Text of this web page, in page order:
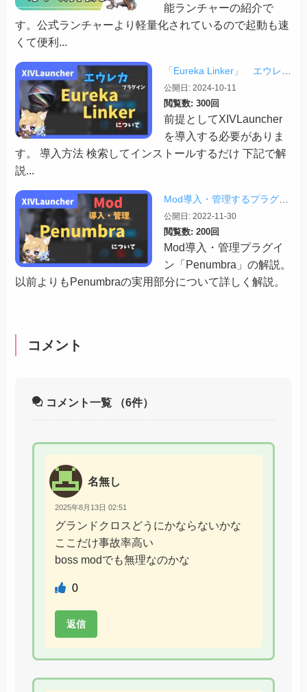
能ランチャーの紹介で
す。公式ランチャーより軽量化されているので起動も速
くて便利...
公開日: 2024-10-11
閲覧数: 300回
前提としてXIVLauncher
を導入する必要がありま
す。 導入方法 検索してインストールするだけ 下記で解
説...
Mod導入・管理するプラグイン「Penumbra」について
公開日: 2022-11-30
閲覧数: 200回
Mod導入・管理プラグイ
ン「Penumbra」の解説。
以前よりもPenumbraの実用部分について詳しく解説。
コメント
コメント一覧 （6件）
名無し
2025年8月13日 02:51
グランドクロスどうにかならないかな
ここだけ事故率高い
boss modでも無理なのかな
0
返信